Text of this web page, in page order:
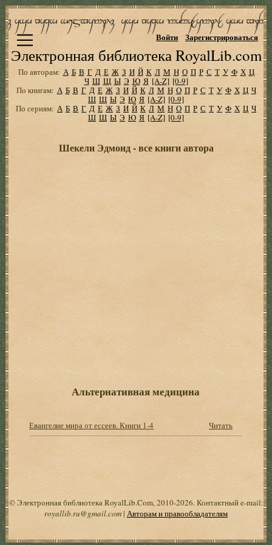
Электронная библиотека RoyalLib.com
Войти Зарегистрироваться
По авторам: А Б В Г Д Е Ж З И Й К Л М Н О П Р С Т У Ф Х Ц
Ч Ш Щ Ы Э Ю Я [A-Z] [0-9]
По книгам: А Б В Г Д Е Ж З И Й К Л М Н О П Р С Т У Ф Х Ц Ч
Ш Щ Ы Э Ю Я [A-Z] [0-9]
По сериям: А Б В Г Д Е Ж З И Й К Л М Н О П Р С Т У Ф Х Ц Ч
Ш Щ Ы Э Ю Я [A-Z] [0-9]
Шекели Эдмонд - все книги автора
Альтернативная медицина
Евангелие мира от ессеев. Книги 1-4 Читать
© Электронная библиотека RoyalLib.Com, 2010-2026. Контактный e-mail:
royallib.ru@gmail.com| Авторам и правообладателям